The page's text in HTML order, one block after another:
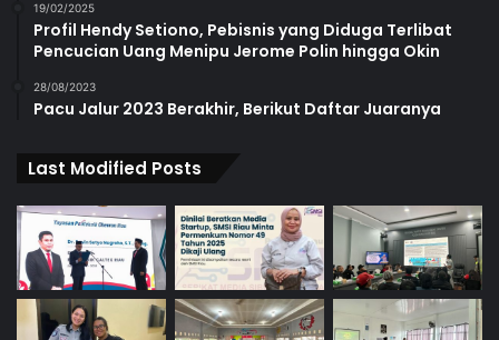
19/02/2025
Profil Hendy Setiono, Pebisnis yang Diduga Terlibat
Pencucian Uang Menipu Jerome Polin hingga Okin
28/08/2023
Pacu Jalur 2023 Berakhir, Berikut Daftar Juaranya
Last Modified Posts